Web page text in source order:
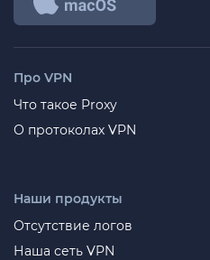
Про VPN
Что такое Proxy
О протоколах VPN
Наши продукты
Отсутствие логов
Наша сеть VPN